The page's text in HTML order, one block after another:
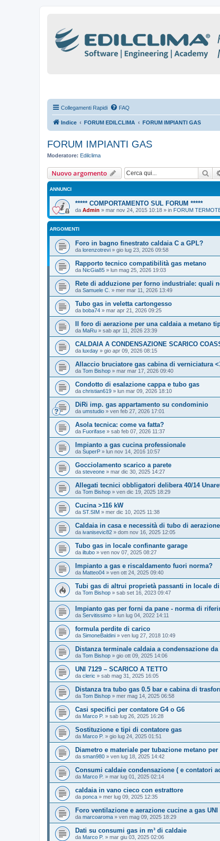
Collegamenti Rapidi FAQ
Indice FORUM EDILCLIMA FORUM IMPIANTI GAS
FORUM IMPIANTI GAS
Moderatore: Edilclima
Nuovo argomento
ANNUNCI
***** COMPORTAMENTO SUL FORUM *****
da Admin » mar nov 24, 2015 10:18 » in FORUM
ARGOMENTI
Foro in bagno finestrato caldaia C a GPL?
da lorenzotrevi » gio lug 23, 2026 09:58
Rapporto tecnico compatibilità gas metano
da NicGia85 » lun mag 25, 2026 19:03
Rete di adduzione per forno industriale: quali
da Samuele C. » mer mar 11, 2026 13:49
Tubo gas in veletta cartongesso
da boba74 » mar apr 21, 2026 09:25
Il foro di aerazione per una caldaia a metano
da MaRu » sab apr 11, 2026 23:39
CALDAIA A CONDENSAZIONE SCARICO
da luxday » gio apr 09, 2026 08:15
Allaccio bruciatore gas cabina di verniciatura
da Tom Bishop » mar mar 17, 2026 09:40
Condotto di esalazione cappa e tubo gas
da christian619 » lun mar 09, 2026 18:10
DiRi imp. gas appartamento su condominio
da umstudio » ven feb 27, 2026 17:01
Asola tecnica: come va fatta?
da Fuorifase » sab feb 07, 2026 11:37
Impianto a gas cucina professionale
da SuperP » lun nov 14, 2016 10:57
Gocciolamento scarico a parete
da steveone » mar dic 30, 2025 14:27
Allegati tecnici obbligatori delibera 40/14
da Tom Bishop » ven dic 19, 2025 18:29
Cucina >116 kW
da ST.SIM » mer dic 10, 2025 11:38
Caldaia in casa e necessità di tubo di aerazione
da ivanisevic82 » dom nov 16, 2025 12:05
Tubo gas in locale confinante garage
da iltubo » ven nov 07, 2025 08:27
Impianto a gas e riscaldamento fuori norma?
da Matteo04 » ven ott 24, 2025 09:40
Tubi gas di altrui proprietà passanti in locale
da Tom Bishop » sab set 16, 2023 09:47
Impianto gas per forni da pane - norma di
da Servitissimo » lun lug 04, 2022 14:11
formula perdite di carico
da SimoneBaldini » ven lug 27, 2018 10:49
Distanza terminale caldaia a condensazione
da Tom Bishop » gio ott 09, 2025 14:06
UNI 7129 – SCARICO A TETTO
da cleric » sab mag 31, 2025 16:05
Distanza tra tubo gas 0.5 bar e cabina di
da Tom Bishop » mer mag 14, 2025 06:58
Casi specifici per contatore G4 o G6
da Marco P. » sab lug 26, 2025 16:28
Sostituzione e tipi di contatore gas
da Marco P. » gio lug 24, 2025 01:51
Diametro e materiale per tubazione metano
da sman980 » ven lug 18, 2025 14:42
Consumi caldaie condensazione ( e contatori
da Marco P. » mar lug 01, 2025 02:14
caldaia in vano cieco con estrattore
da ponca » mer lug 09, 2025 12:35
Foro ventilazione e aerazione cucine a gas UNI
da marcoaroma » ven mag 09, 2025 18:29
Dati su consumi gas in m³ di caldaie
da Marco P. » mar giu 03, 2025 02:06